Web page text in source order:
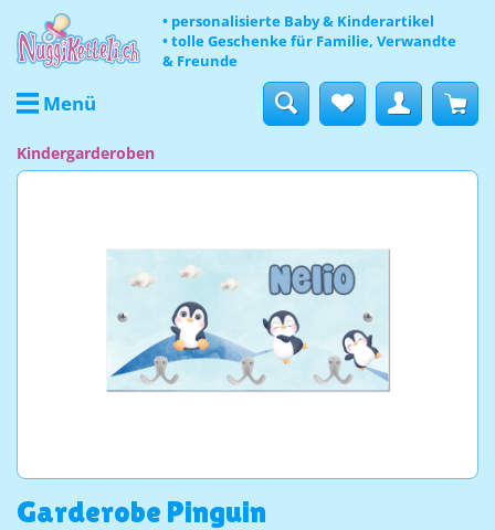
• personalisierte Baby & Kinderartikel
• tolle Geschenke für Familie, Verwandte
& Freunde
Menü
Kindergarderoben
Garderobe Pinguin